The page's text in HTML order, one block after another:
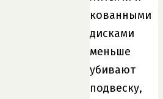
кованными
дисками
меньше
убивают
подвеску,